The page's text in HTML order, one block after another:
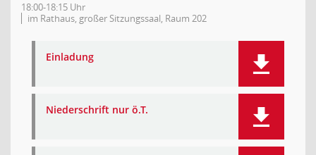
18:00-18:15 Uhr
im Rathaus, großer Sitzungssaal, Raum 202
Einladung
Niederschrift nur ö.T.